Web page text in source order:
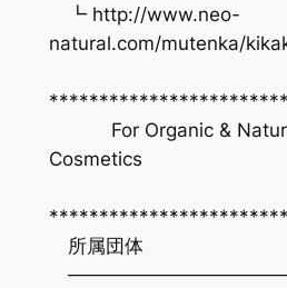
┗ http://www.neo-
natural.com/mutenka/
For Organic &
Cosmetics
所属団体